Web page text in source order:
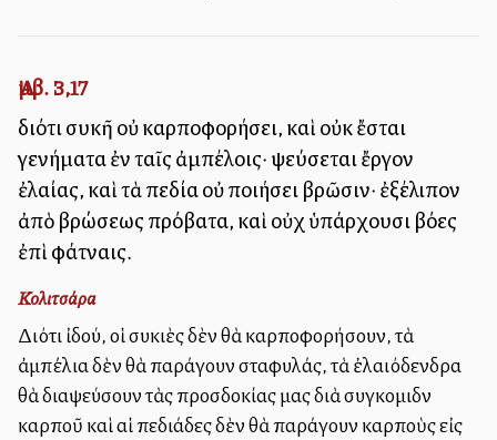
Ἀμβ. 3,17
διότι συκῆ οὐ καρποφορήσει, καὶ οὐκ ἔσται
γενήματα ἐν ταῖς ἀμπέλοις· ψεύσεται ἔργον
ἐλαίας, καὶ τὰ πεδία οὐ ποιήσει βρῶσιν· ἐξέλιπον
ἀπὸ βρώσεως πρόβατα, καὶ οὐχ ὑπάρχουσι βόες
ἐπὶ φάτναις.
Κολιτσάρα
Διότι ἰδού, οἱ συκιὲς δὲν θὰ καρποφορήσουν, τὰ
ἀμπέλια δὲν θὰ παράγουν σταφυλάς, τὰ ἐλαιόδενδρα
θὰ διαψεύσουν τὰς προσδοκίας μας διὰ συγκομιδὴν
καρποῦ καὶ αἱ πεδιάδες δὲν θὰ παράγουν καρποὺς εἰς